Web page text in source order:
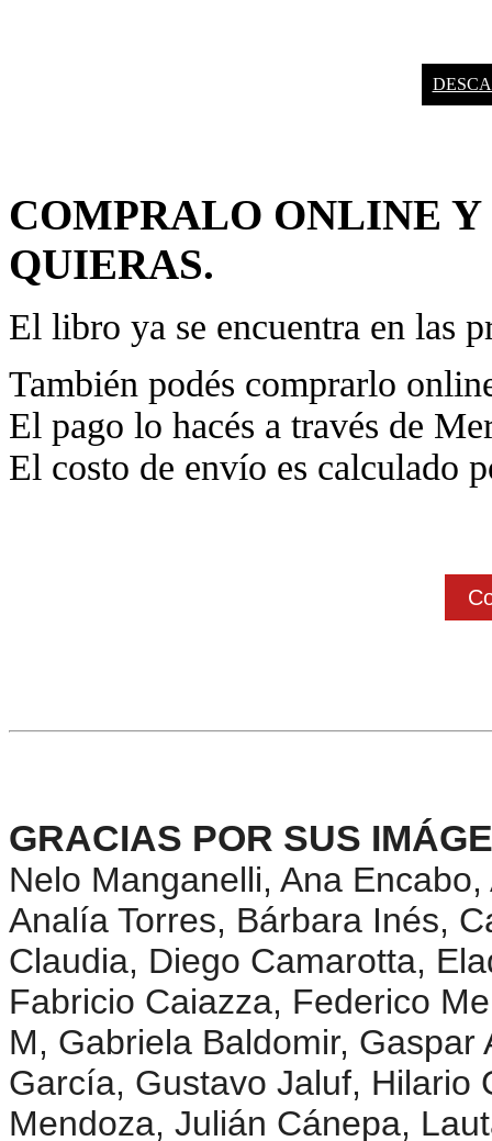
COMPRALO ONLINE
QUIERAS.
El libro ya se encuentra en las
También podés comprarlo
El pago lo hacés a través de
El costo de envío es calculado
GRACIAS POR SUS
Nelo Manganelli, Ana
Analía Torres, Bárbara Inés,
Claudia, Diego Camarotta,
Fabricio Caiazza, Federico
M, Gabriela Baldomir,
García, Gustavo Jaluf, Hilario
Mendoza, Julián Cánepa,